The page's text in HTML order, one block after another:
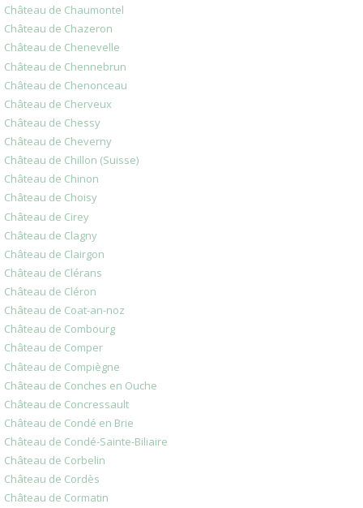
Château de Chaumontel
Château de Chazeron
Château de Chenevelle
Château de Chennebrun
Château de Chenonceau
Château de Cherveux
Château de Chessy
Château de Cheverny
Château de Chillon (Suisse)
Château de Chinon
Château de Choisy
Château de Cirey
Château de Clagny
Château de Clairgon
Château de Clérans
Château de Cléron
Château de Coat-an-noz
Château de Combourg
Château de Comper
Château de Compiègne
Château de Conches en Ouche
Château de Concressault
Château de Condé en Brie
Château de Condé-Sainte-Biliaire
Château de Corbelin
Château de Cordès
Château de Cormatin